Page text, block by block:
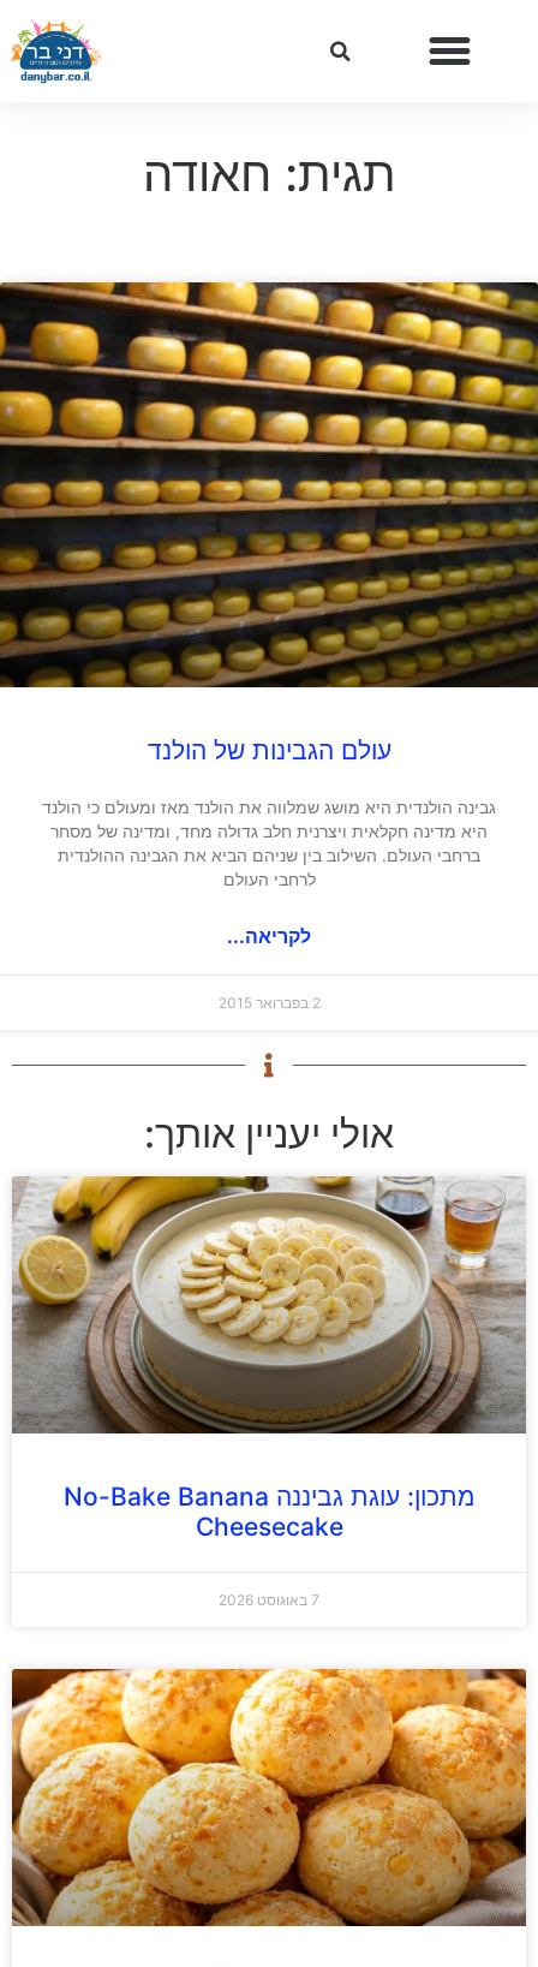
תגית: חאודה
עולם הגבינות של הולנד
גבינה הולנדית היא מושג שמלווה את הולנד מאז ומעולם כי הולנד
היא מדינה חקלאית ויצרנית חלב גדולה מחד, ומדינה של מסחר
ברחבי העולם. השילוב בין שניהם הביא את הגבינה ההולנדית
לרחבי העולם
לקריאה...
2 בפברואר 2015
אולי יעניין אותך:
מתכון: עוגת גביננה No-Bake Banana
Cheesecake
7 באוגוסט 2026